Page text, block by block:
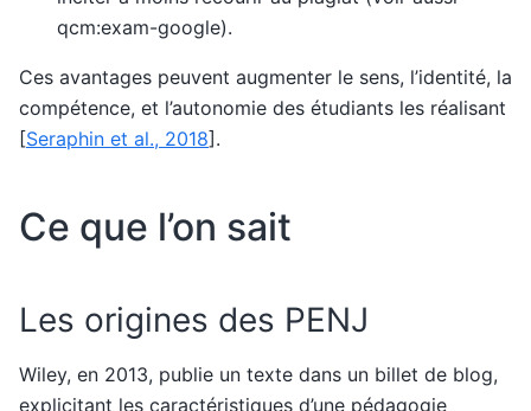
qcm:exam-google).
Ces avantages peuvent augmenter le sens, l’identité, la
compétence, et l’autonomie des étudiants les réalisant
[Seraphin et al., 2018].
Ce que l’on sait
Les origines des PENJ
Wiley, en 2013, publie un texte dans un billet de blog,
explicitant les caractéristiques d’une pédagogie